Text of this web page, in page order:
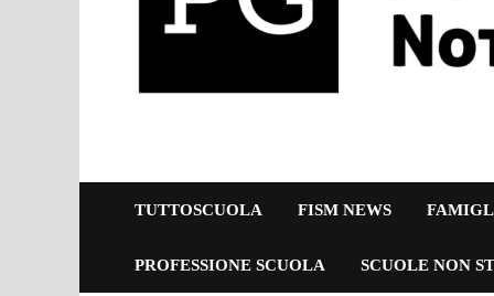
TUTTOSCUOLA FISM NEWS
PROFESSIONE SCUOLA SCUOLE NON